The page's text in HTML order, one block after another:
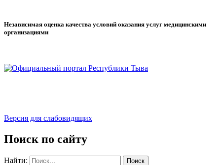
Независимая оценка качества условий оказания услуг медицинскими
организациями
Версия для слабовидящих
Поиск по сайту
Найти: